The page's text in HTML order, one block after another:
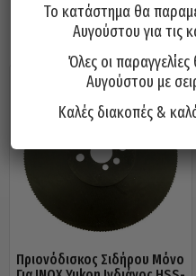
Σχετικά προϊόντα
Πριονόδισκος Σιδήρου Μόνο
Το κατάστημα θα
Αυγούστου για τις
Όλες οι
Αυγούστου με
Καλές διακοπές &